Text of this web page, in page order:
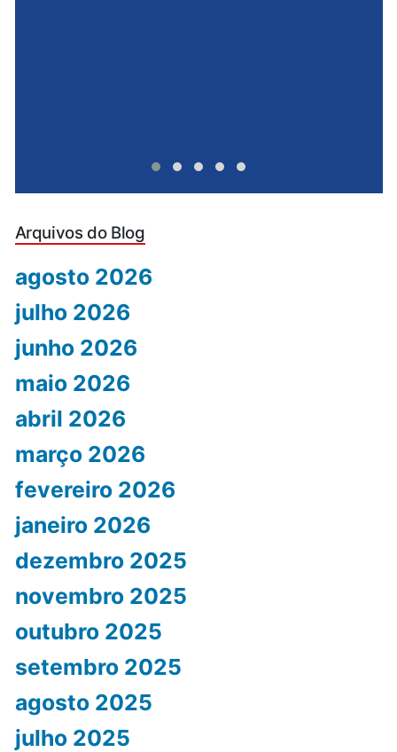
Arquivos do Blog
agosto 2026
julho 2026
junho 2026
maio 2026
abril 2026
março 2026
fevereiro 2026
janeiro 2026
dezembro 2025
novembro 2025
outubro 2025
setembro 2025
agosto 2025
julho 2025